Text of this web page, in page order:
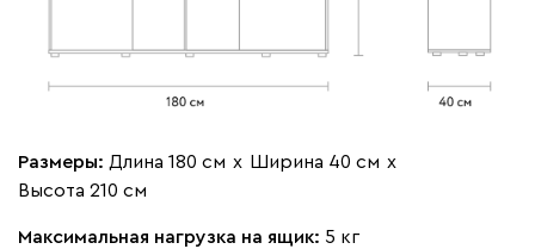
Размеры: Длина 180 см х Ширина 40 см х
Высота 210 см
Максимальная нагрузка на ящик: 5 кг